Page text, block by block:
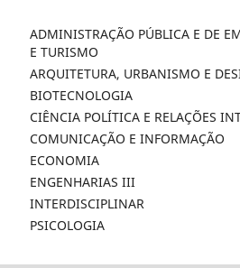
ADMINISTRAÇÃO PÚBLICA E DE
E TURISMO
ARQUITETURA, URBANISMO E
BIOTECNOLOGIA
CIÊNCIA POLÍTICA E RELAÇÕES
COMUNICAÇÃO E INFORMAÇÃO
ECONOMIA
ENGENHARIAS III
INTERDISCIPLINAR
PSICOLOGIA